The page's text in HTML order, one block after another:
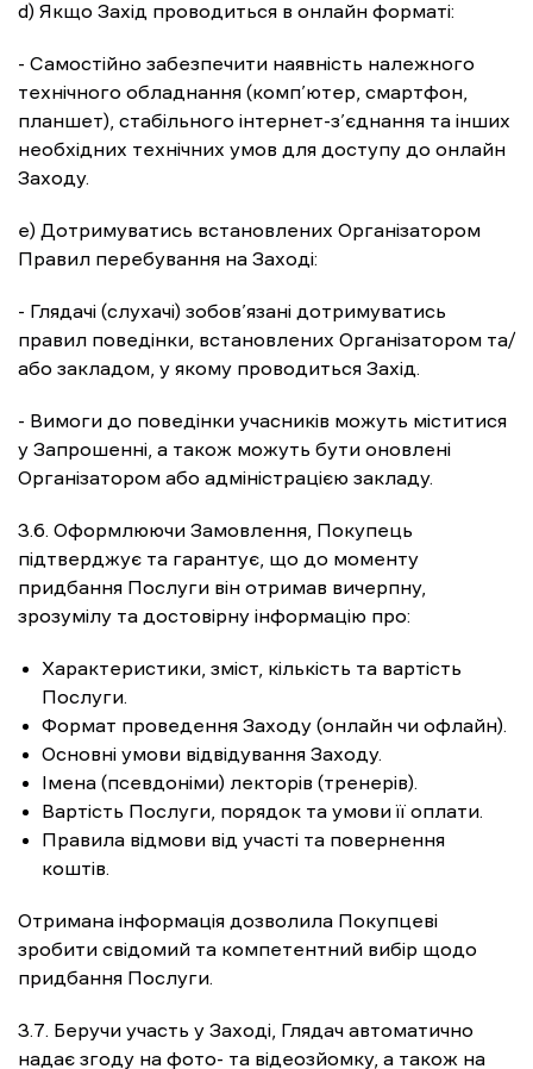
d) Якщо Захід проводиться в онлайн форматі:
- Самостійно забезпечити наявність належного
технічного обладнання (комп’ютер, смартфон,
планшет), стабільного інтернет-з’єднання та інших
необхідних технічних умов для доступу до онлайн
Заходу.
e) Дотримуватись встановлених Організатором
Правил перебування на Заході:
- Глядачі (слухачі) зобов’язані дотримуватись
правил поведінки, встановлених Організатором та/
або закладом, у якому проводиться Захід.
- Вимоги до поведінки учасників можуть міститися
у Запрошенні, а також можуть бути оновлені
Організатором або адміністрацією закладу.
3.6. Оформлюючи Замовлення, Покупець
підтверджує та гарантує, що до моменту
придбання Послуги він отримав вичерпну,
зрозумілу та достовірну інформацію про:
Характеристики, зміст, кількість та вартість
Послуги.
Формат проведення Заходу (онлайн чи офлайн).
Основні умови відвідування Заходу.
Імена (псевдоніми) лекторів (тренерів).
Вартість Послуги, порядок та умови її оплати.
Правила відмови від участі та повернення
коштів.
Отримана інформація дозволила Покупцеві
зробити свідомий та компетентний вибір щодо
придбання Послуги.
3.7. Беручи участь у Заході, Глядач автоматично
надає згоду на фото- та відеозйомку, а також на